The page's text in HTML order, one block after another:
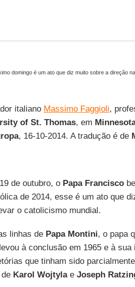
domingo é um ato que diz muito sobre a direção
italiano Massimo Faggioli,
of St. Thomas, em
, 16-10-2014. A tradução é de
de outubro, o Papa Francisco
de 2014, esse é um ato que
o catolicismo mundial.
linhas de Papa Montini, o papa
à conclusão em 1965 e à
que tinham sido
Karol Wojtylae Joseph